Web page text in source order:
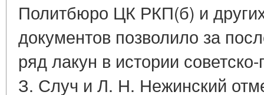
Политбюро ЦК РКП(б) и
документов позволило за
ряд лакун в истории
З. Случ и Л. Н. Нежинский